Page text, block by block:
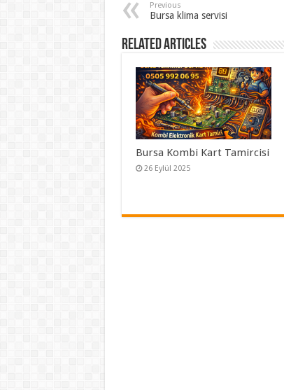
Previous
Bursa klima servisi
Related Articles
Bursa Kombi Kart Tamircisi
26 Eylül 2025